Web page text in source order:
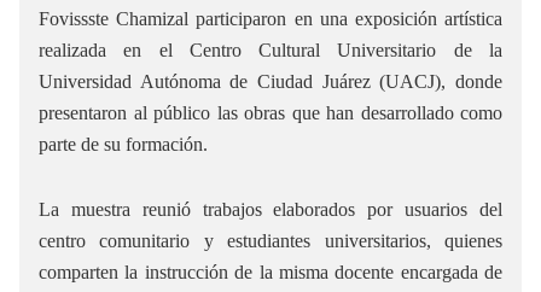
Fovissste Chamizal participaron en una exposición artística
realizada en el Centro Cultural Universitario de la
Universidad Autónoma de Ciudad Juárez (UACJ), donde
presentaron al público las obras que han desarrollado como
parte de su formación.
La muestra reunió trabajos elaborados por usuarios del
centro comunitario y estudiantes universitarios, quienes
comparten la instrucción de la misma docente encargada de